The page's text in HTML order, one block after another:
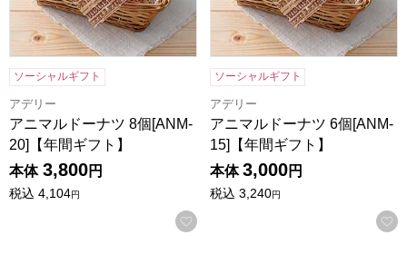
ソーシャルギフト
アデリー
アニマルドーナツ 8個[ANM-
20]【年間ギフト】
本体 3,800円
税込 4,104円
お気に入りに登録する
ソーシャルギフト
アデリー
アニマルドーナツ 6個[ANM-
15]【年間ギフト】
本体 3,000円
税込 3,240円